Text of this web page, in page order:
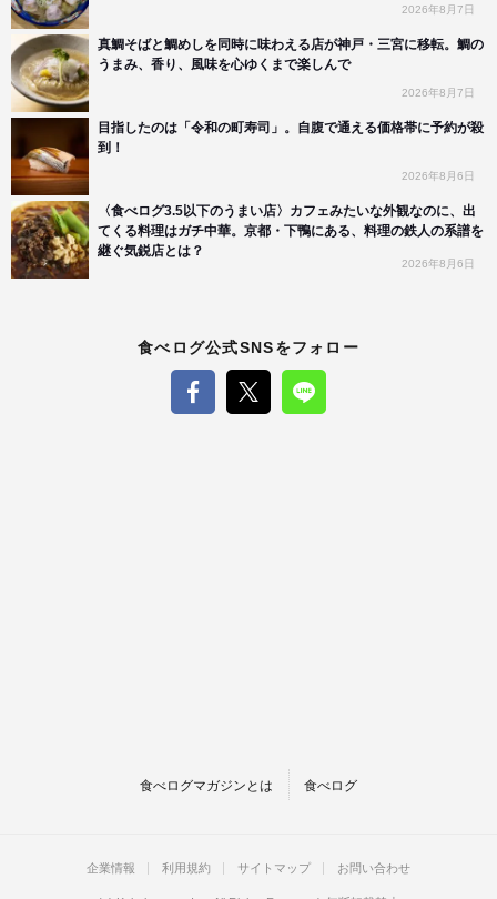
2026年8月7日
真鯛そばと鯛めしを同時に味わえる店が神戸・三宮に移転。鯛の
うまみ、香り、風味を心ゆくまで楽しんで
2026年8月7日
目指したのは「令和の町寿司」。自腹で通える価格帯に予約が殺
到！
2026年8月6日
〈食べログ3.5以下のうまい店〉カフェみたいな外観なのに、出
てくる料理はガチ中華。京都・下鴨にある、料理の鉄人の系譜を
継ぐ気鋭店とは？
2026年8月6日
食べログ公式SNSをフォロー
食べログマガジンとは 食べログ
企業情報 利用規約 サイトマップ お問い合わせ